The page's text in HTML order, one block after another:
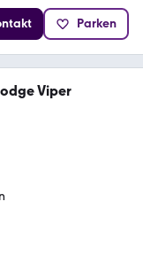
Parken
Viper